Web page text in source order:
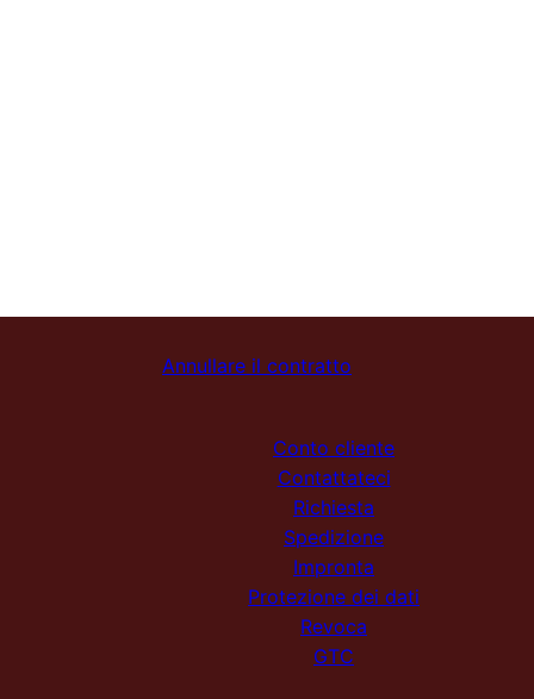
Annullare il contratto
Conto cliente
Contattateci
Richiesta
Spedizione
Impronta
Protezione dei dati
Revoca
GTC